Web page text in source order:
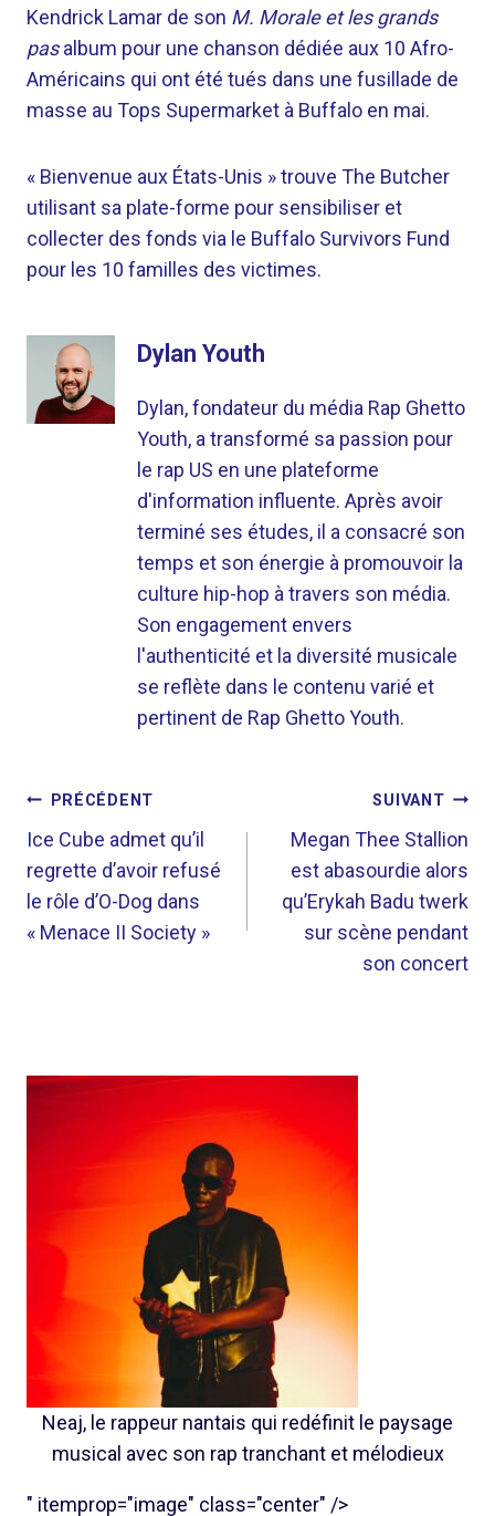
Kendrick Lamar de son M. Morale et les grands
pasalbum pour une chanson dédiée aux 10 Afro-
Américains qui ont été tués dans une fusillade de
masse au Tops Supermarket à Buffalo en mai.
« Bienvenue aux États-Unis » trouve The Butcher
utilisant sa plate-forme pour sensibiliser et
collecter des fonds via le Buffalo Survivors Fund
pour les 10 familles des victimes.
Dylan Youth
Dylan, fondateur du média Rap Ghetto
Youth, a transformé sa passion pour
le rap US en une plateforme
d'information influente. Après avoir
terminé ses études, il a consacré son
temps et son énergie à promouvoir la
culture hip-hop à travers son média.
Son engagement envers
l'authenticité et la diversité musicale
se reflète dans le contenu varié et
pertinent de Rap Ghetto Youth.
NAVIGATION
DE
L’ARTICLE
PRÉCÉDENT
Ice Cube admet qu’il
regrette d’avoir refusé
le rôle d’O-Dog dans
« Menace II Society »
SUIVANT
Megan Thee Stallion
est abasourdie alors
qu’Erykah Badu twerk
sur scène pendant
son concert
Neaj, le rappeur nantais qui redéfinit le paysage
musical avec son rap tranchant et mélodieux
" itemprop="image" class="center" />